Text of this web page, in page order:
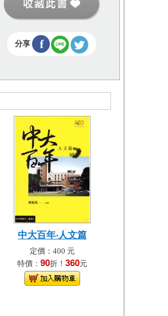
分享 f
中大百年‧人文篇
定價：400 元
特價： 90折！ 360元